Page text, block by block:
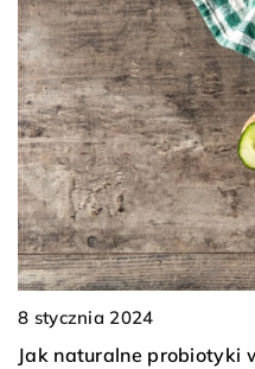
8 stycznia 2024
Jak naturalne probiotyki